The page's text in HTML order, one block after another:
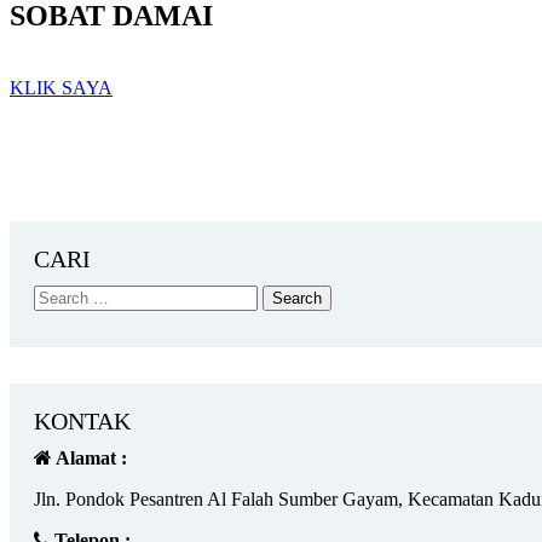
SOBAT DAMAI
KLIK SAYA
CARI
KONTAK
Alamat :
Jln. Pondok Pesantren Al Falah Sumber Gayam, Kecamatan